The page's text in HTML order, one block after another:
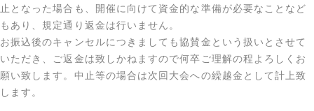
止となった場合も、開催に向けて資金的な準備が必要なことなど
もあり、規定通り返金は行いません。
お振込後のキャンセルにつきましても協賛金という扱いとさせて
いただき、ご返金は致しかねますので何卒ご理解の程よろしくお
願い致します。中止等の場合は次回大会への繰越金として計上致
します。